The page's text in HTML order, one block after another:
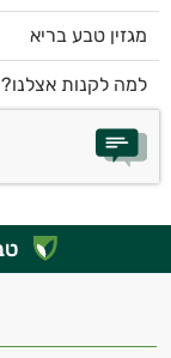
מגזין טבע בריא
למה לקנות אצלנו?